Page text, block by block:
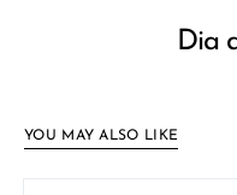
Dia
YOU MAY ALSO LIKE